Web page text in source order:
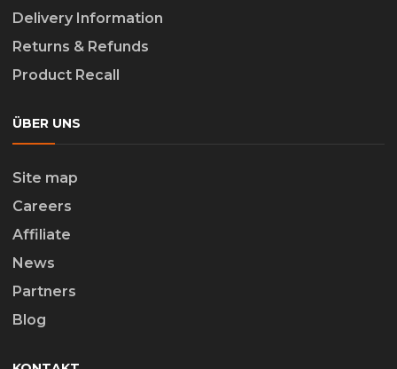
Delivery Information
Returns & Refunds
Product Recall
ÜBER UNS
Site map
Careers
Affiliate
News
Partners
Blog